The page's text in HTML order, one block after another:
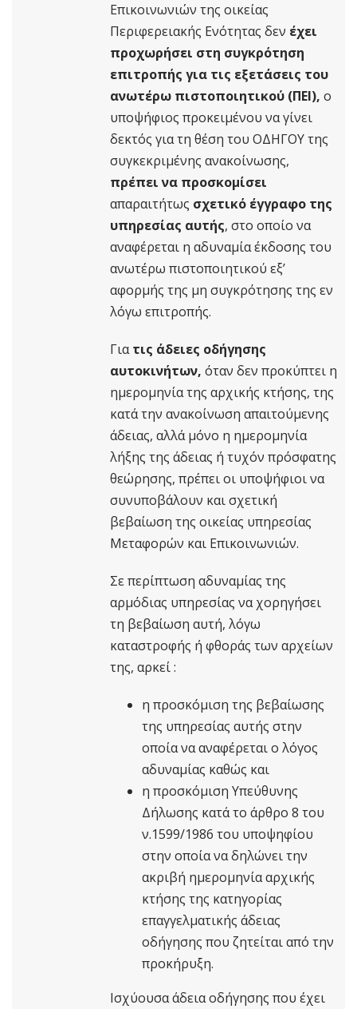
Επικοινωνιών της οικείας
Περιφερειακής Ενότητας δεν έχει
προχωρήσει στη συγκρότηση
επιτροπής για τις εξετάσεις του
ανωτέρω πιστοποιητικού (ΠΕΙ), ο
υποψήφιος προκειμένου να γίνει
δεκτός για τη θέση του ΟΔΗΓΟΥ της
συγκεκριμένης ανακοίνωσης,
πρέπει να προσκομίσει
απαραιτήτως σχετικό έγγραφο της
υπηρεσίας αυτής, στο οποίο να
αναφέρεται η αδυναμία έκδοσης του
ανωτέρω πιστοποιητικού εξ’
αφορμής της μη συγκρότησης της εν
λόγω επιτροπής.
Γιατις άδειες οδήγησης
αυτοκινήτων, όταν δεν προκύπτει η
ημερομηνία της αρχικής κτήσης, της
κατά την ανακοίνωση απαιτούμενης
άδειας, αλλά μόνο η ημερομηνία
λήξης της άδειας ή τυχόν πρόσφατης
θεώρησης, πρέπει οι υποψήφιοι να
συνυποβάλουν και σχετική
βεβαίωση της οικείας υπηρεσίας
Μεταφορών και Επικοινωνιών.
Σε περίπτωση αδυναμίας της
αρμόδιας υπηρεσίας να χορηγήσει
τη βεβαίωση αυτή, λόγω
καταστροφής ή φθοράς των αρχείων
της, αρκεί :
η προσκόμιση της βεβαίωσης
της υπηρεσίας αυτής στην
οποία να αναφέρεται ο λόγος
αδυναμίας καθώς και
η προσκόμιση Υπεύθυνης
Δήλωσης κατά το άρθρο 8 του
ν.1599/1986 του υποψηφίου
στην οποία να δηλώνει την
ακριβή ημερομηνία αρχικής
κτήσης της κατηγορίας
επαγγελματικής άδειας
οδήγησης που ζητείται από την
προκήρυξη.
Ισχύουσα άδεια οδήγησης που έχει